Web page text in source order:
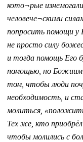
кото¬рые
человече¬скими
попросить помощи у
не просто силу
и тогда помощь Его
помощью, но Божиим
том, чтобы люди
необходимость, и
молиться,
Тех же, кто
чтобы молились с